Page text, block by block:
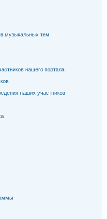
музыкальных тем
нашего портала
наших участников